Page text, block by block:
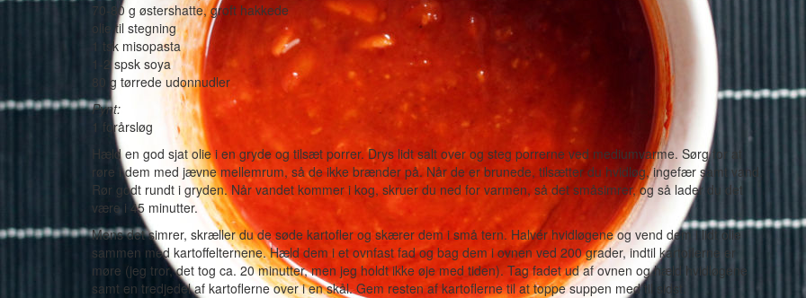
70-80 g østershatte, groft hakkede
olie til stegning
1 tsk misopasta
1-2 spsk soya
80 g tørrede udonnudler
Pynt:
1 forårsløg
Hæld en god sjat olie i en gryde og tilsæt porrer. Drys lidt salt over og steg porrerne ved mediumvarme. Sørg for at
røre i dem med jævne mellemrum, så de ikke brænder på. Når de er brunede, tilsætter du hvidløg, ingefær samt vand.
Rør godt rundt i gryden. Når vandet kommer i kog, skruer du ned for varmen, så det småsimrer, og så lader du det
være i 45 minutter.
Mens det simrer, skræller du de søde kartofler og skærer dem i små tern. Halvér hvidløgene og vend dem i lidt olie
sammen med kartoffelternene. Hæld dem i et ovnfast fad og bag dem i ovnen ved 200 grader, indtil kartoflerne er
møre (jeg tror, det tog ca. 20 minutter, men jeg holdt ikke øje med tiden). Tag fadet ud af ovnen og hæld hvidløgene
samt en tredjedel af kartoflerne over i en skål. Gem resten af kartoflerne til at toppe suppen med til sidst.